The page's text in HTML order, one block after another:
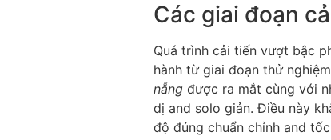
Các giai đoạn
Quá trình cải tiến vượt bậc
hành từ giai đoạn thử
nẵng được ra mắt cùng với
dị and solo giản. Điều này
độ đúng chuẩn chỉnh and